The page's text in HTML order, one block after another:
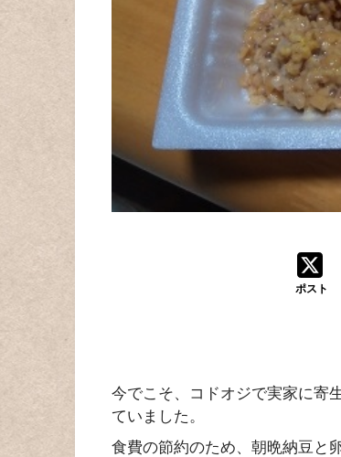
ポスト
今でこそ、コドオジで実家に寄
ていました。
食費の節約のため、朝晩納豆と